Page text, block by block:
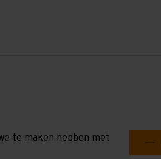
te maken hebben met